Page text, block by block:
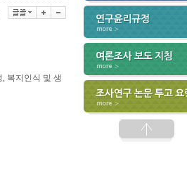
복지인식 및 생